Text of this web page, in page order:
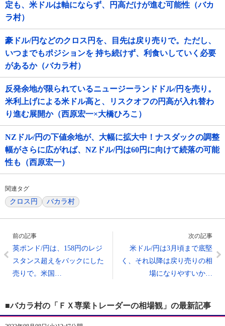
定も、米ドルは軸にならず、円高だけが進む可能性（バカ
ラ村）
豪ドル/円などのクロス円を、目先は戻り売りで。ただし、
いつまでもポジションを 持ち続けず、利食いしていく必要
があるか（バカラ村）
反発余地が限られているニュージーランドドル/円を売り。
米利上げによる米ドル高と、リスクオフの円高が入れ替わ
り進む展開か（西原宏一×大橋ひろこ）
NZドル/円の下値余地が、大幅に拡大中！ナスダックの調整
幅がさらに広がれば、NZドル/円は60円に向けて続落の可能
性も（西原宏一）
関連タグ
クロス円 バカラ村
前の記事
英ポンド/円は、158円のレジ
スタンス超えをバックにした
売りで。米国…
次の記事
米ドル/円は3月頃まで底堅
く、それ以降は戻り売りの相
場になりやすいか…
■バカラ村の「ＦＸ専業トレーダーの相場観」の最新記事